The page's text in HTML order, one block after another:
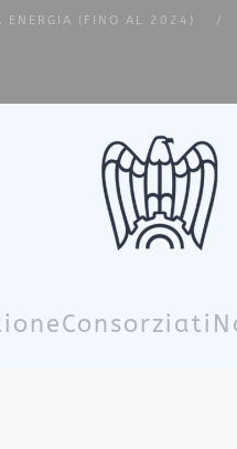
ENERGIA (FINO AL 2024)
Consorziati